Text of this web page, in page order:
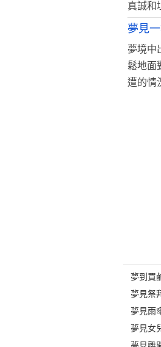
真誠和
夢見
夢境中
鬆地面
遭的情
夢到買
夢見祭
夢見雨
夢見女